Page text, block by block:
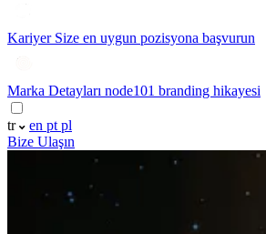
Kariyer Size en uygun pozisyona başvurun
Marka Detayları node101 branding hikayesi
tr en pt pl
Bize Ulaşın